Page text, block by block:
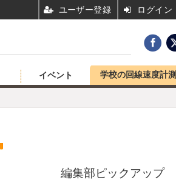
イベント 学校の回線速度計測
編集部ピックアップ
ユーザー登録 ログイン